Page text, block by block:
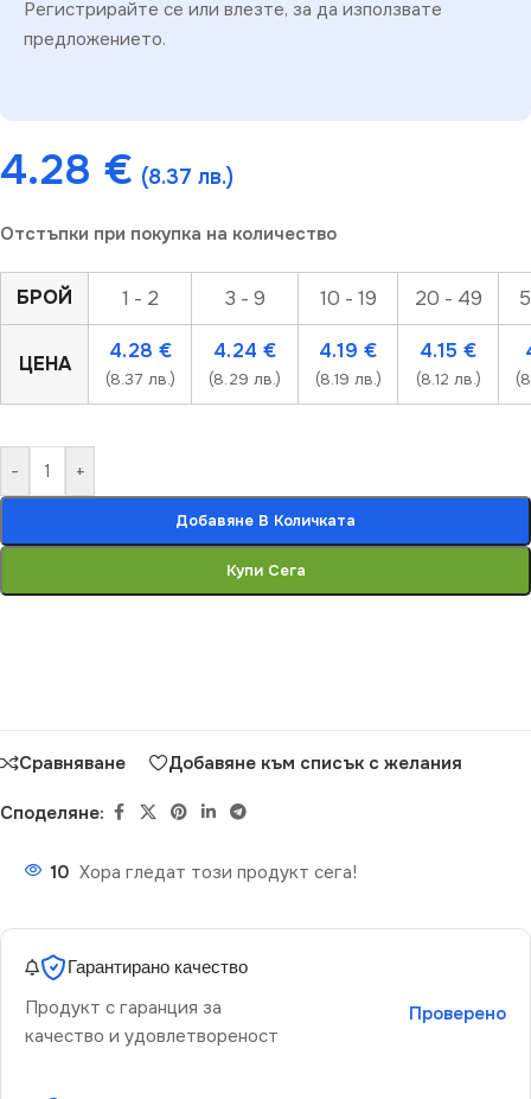
Регистрирайте се или влезте, за да използвате
предложението.
4.28 € (8.37 лв.)
Отстъпки при покупка на количество
БРОЙ 1 - 2 3 - 9 10 - 19 20 - 49
ЦЕНА
4.28 €
(8.37 лв.)
4.24 €
(8.29 лв.)
4.19 €
(8.19 лв.)
4.15 €
(8.12 лв.)
- +
Добавяне В Количката
Купи Сега
Сравняване Добавяне към списък с желания
Споделяне:
10 Хора гледат този продукт сега!
Гарантирано качество
Продукт с гаранция за
качество и удовлетвореност
Проверено